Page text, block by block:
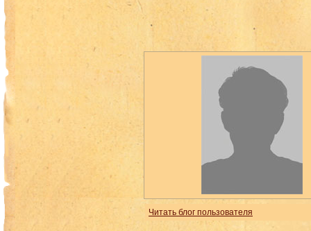
Читать блог пользователя